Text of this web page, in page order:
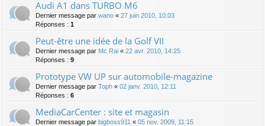
Audi A1 dans TURBO M6
Dernier message par wano « 27 juin 2010, 10:03
Réponses : 1
Peut-être une idée de la Golf VII
Dernier message par Mc Rai « 22 avr. 2010, 14:25
Réponses : 9
Prototype VW UP sur automobile-magazine
Dernier message par Toph « 02 janv. 2010, 12:11
Réponses : 6
MediaCarCenter : site et magasin
Dernier message par bigboss911 « 05 nov. 2009, 11:15